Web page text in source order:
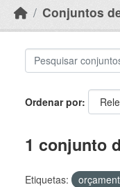
Conjuntos
Ordenar por
1 conjunto
Etiquetas: